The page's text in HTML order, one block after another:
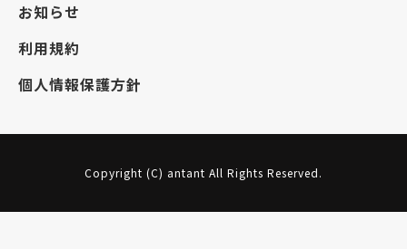
お知らせ
利用規約
個人情報保護方針
Copyright (C) antant All Rights Reserved.